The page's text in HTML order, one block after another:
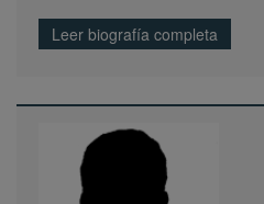
Leer biografía completa